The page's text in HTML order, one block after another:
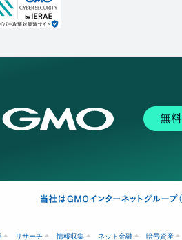
無
リサーチ 情報収集 ネット金融 暗号資産